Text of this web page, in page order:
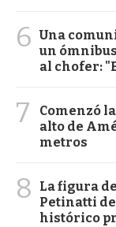
6 Una
un
al chofer:
7
Comenzó
alto de
metros
8
La figura
Petinatti
histórico